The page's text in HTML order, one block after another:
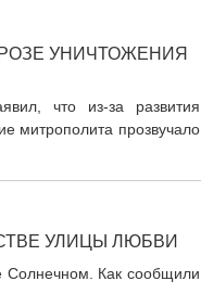
УНИЧТОЖЕНИЯ
что из-за развития
митрополита прозвучало
УЛИЦЫ ЛЮБВИ
Солнечном. Как сообщили